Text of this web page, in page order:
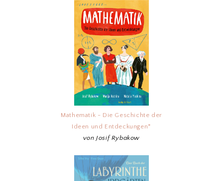
Mathematik - Die Geschichte der
Ideen und Entdeckungen*
von Josif Rybakow